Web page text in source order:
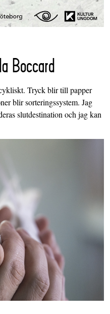
Boccard
Tryck blir till papper
blir sorteringssystem. Jag
slutdestination och jag kan